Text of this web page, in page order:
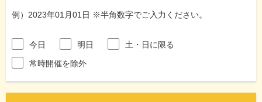
例）2023年01月01日 ※半角数字でご入力ください。
今日 明日
土・日に限る
常時開催を除外